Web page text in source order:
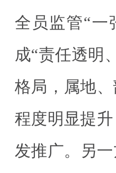
全员监管“一
成“责任透明
格局，属地
程度明显提
发推广。另